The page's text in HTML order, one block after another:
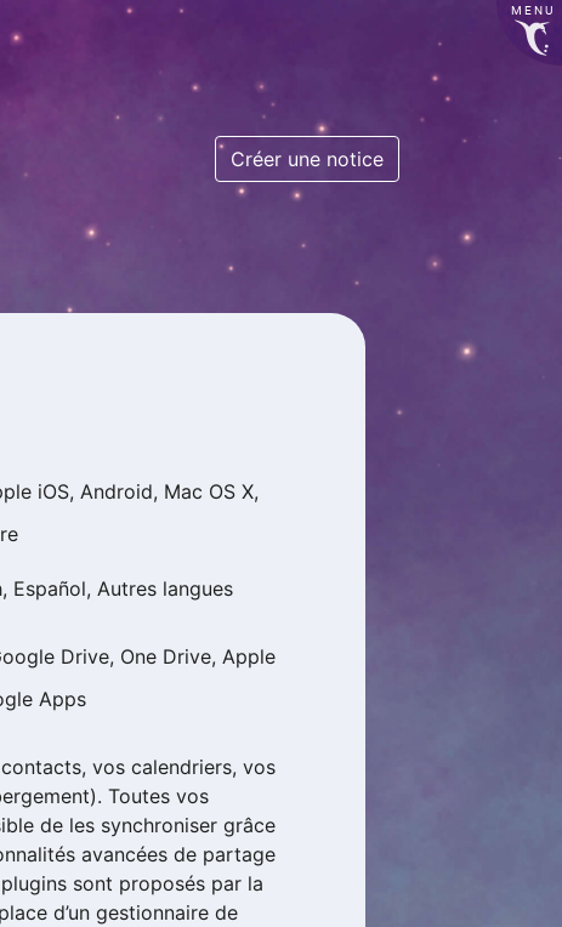
MENU
Créer une notice
iOS, Android, Mac OS X,
Español, Autres langues
Drive, One Drive, Apple
Apps
vos calendriers, vos
Toutes vos
de les synchroniser grâce
avancées de partage
sont proposés par la
d’un gestionnaire de